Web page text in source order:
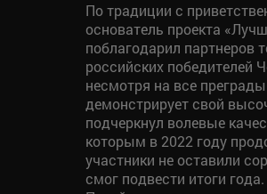
По традиции с
основатель проекта
поблагодарил партнеров
российских победителей
несмотря на все
демонстрирует свой
подчеркнул волевые
которым в 2022 году
участники не оставили
смог подвести итоги